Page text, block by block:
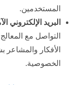
المستخدمين.
البريد الإلكتروني
التواصل مع
الأفكار
الخصوصية.